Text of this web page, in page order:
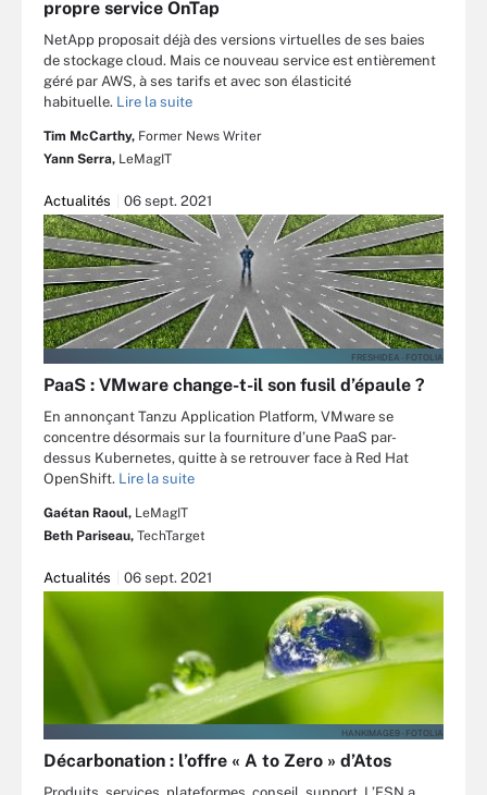
propre service OnTap
NetApp proposait déjà des versions virtuelles de ses baies
de stockage cloud. Mais ce nouveau service est entièrement
géré par AWS, à ses tarifs et avec son élasticité
habituelle. Lire la suite
Tim McCarthy, Former News Writer
Yann Serra, LeMagIT
Actualités 06 sept. 2021
FRESHIDEA - FOTOLIA
PaaS : VMware change-t-il son fusil d’épaule ?
En annonçant Tanzu Application Platform, VMware se
concentre désormais sur la fourniture d’une PaaS par-
dessus Kubernetes, quitte à se retrouver face à Red Hat
OpenShift. Lire la suite
Gaétan Raoul, LeMagIT
Beth Pariseau, TechTarget
Actualités 06 sept. 2021
HANKIMAGE9 - FOTOLIA
Décarbonation : l’offre « A to Zero » d’Atos